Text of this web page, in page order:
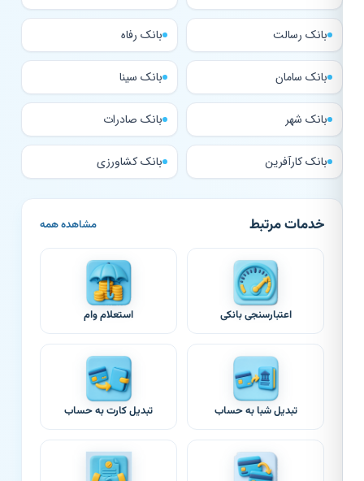
بانک رسالت بانک رفاه
بانک سامان بانک سینا
بانک شهر بانک صادرات
بانک کارآفرین بانک کشاورزی
خدمات مرتبط مشاهده همه
اعتبارسنجی بانکی استعلام وام
تبدیل شبا به حساب تبدیل کارت به حساب